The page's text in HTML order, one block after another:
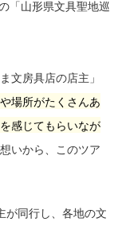
「山形県文具聖地巡
文房具店の店主」
場所がたくさんあ
感じてもらいなが
いから、このツア
が同行し、各地の文